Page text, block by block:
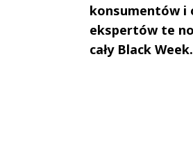
konsumentów i
ekspertów te
cały Black Week.
Andrzej i Marta